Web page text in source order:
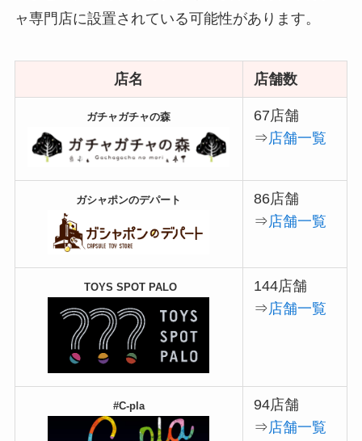
ャ専門店に設置されている可能性があります。
店名 店舗数
ガチャガチャの森
67店舗
⇒店舗一覧
ガシャポンのデパート
86店舗
⇒店舗一覧
TOYS SPOT PALO
144店舗
⇒店舗一覧
#C-pla
94店舗
⇒店舗一覧